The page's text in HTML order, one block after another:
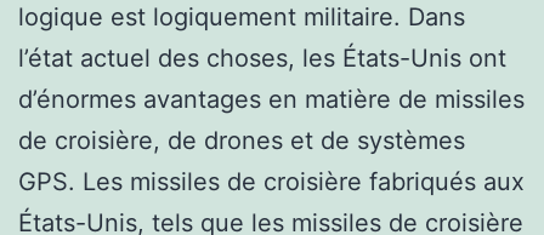
logique est logiquement militaire. Dans
l’état actuel des choses, les États-Unis ont
d’énormes avantages en matière de missiles
de croisière, de drones et de systèmes
GPS. Les missiles de croisière fabriqués aux
États-Unis, tels que les missiles de croisière